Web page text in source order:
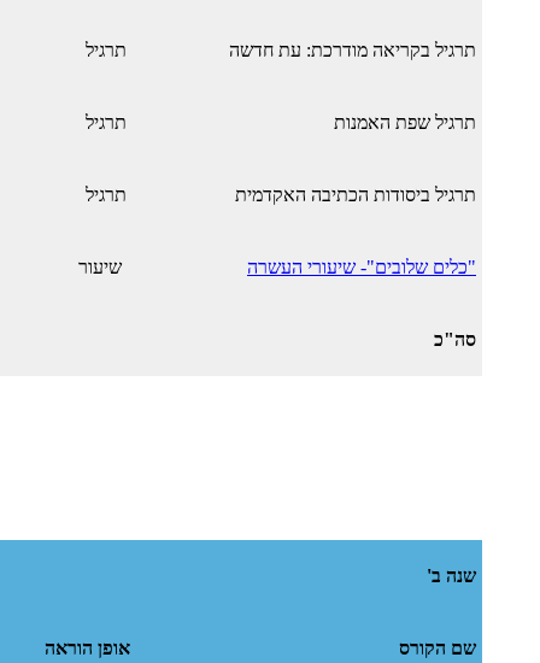
תרגיל בקריאה מודרכת: עת חדשה תרגיל
תרגיל שפת האמנות תרגיל
תרגיל ביסודות הכתיבה האקדמית תרגיל
"כלים שלובים"- שיעורי העשרה שיעור
סה"כ
שנה ב'
שם הקורס אופן הוראה